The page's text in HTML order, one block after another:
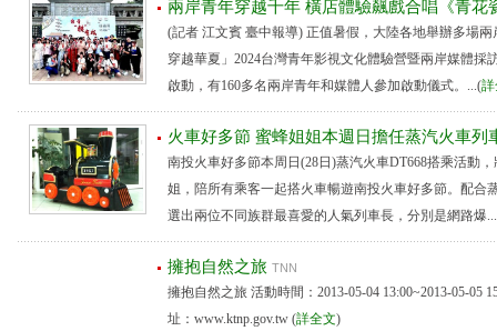
兩岸青年穿越千年 橫店體驗飆戲合唱《青花
(記者 江文賓 臺中報導) 正值暑假，大陸各地舉辦多場
穿越華夏」2024台灣青年影視文化體驗營暨兩岸媒體採
啟動，有160多名兩岸青年和媒體人參加啟動儀式。...(
火車好多節 蜜蜂姐姐本週日擔任蒸汽火車列
南投火車好多節本周日(28日)蒸汽火車DT668搭乘活動
姐，陪所有乘客一起搭火車暢遊南投火車好多節。配合
選出兩位不同族群最喜愛的人氣列車長，分別是網路爆
擁抱自然之旅 TNN
擁抱自然之旅 活動時間：2013-05-04 13:00~2013-05-05
址：www.ktnp.gov.tw (詳全文)